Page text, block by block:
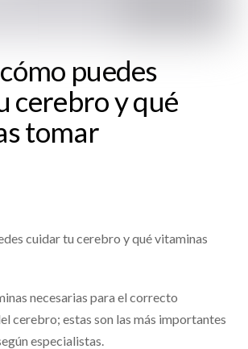
puedes
cerebro y qué
tomar
cuidar tu cerebro y qué vitaminas
necesarias para el correcto
cerebro; estas son las más importantes
especialistas.